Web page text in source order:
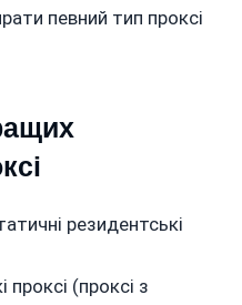
певний тип проксі
резидентські
проксі (проксі з